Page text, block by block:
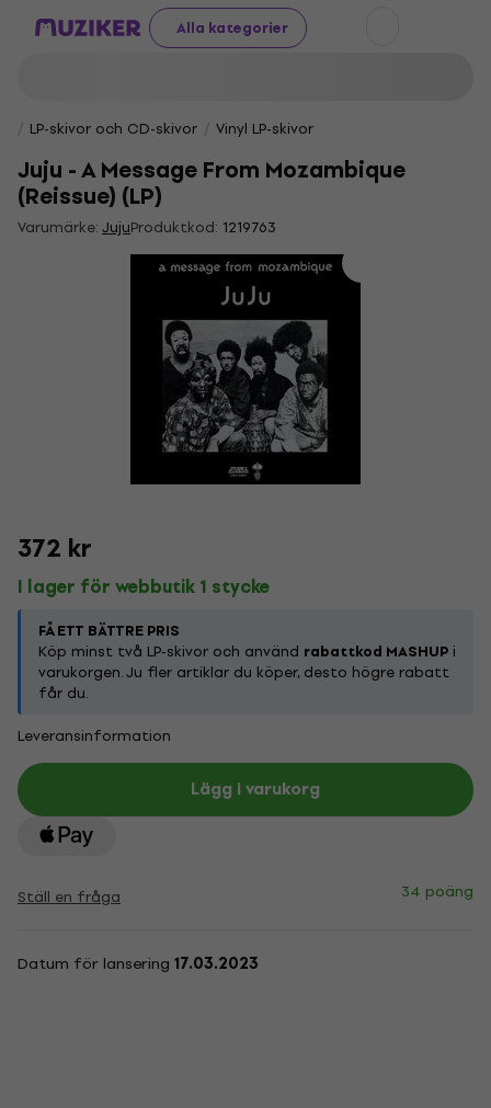
Alla kategorier
LP-skivor och CD-skivor Vinyl LP-skivor
Juju - A Message From Mozambique
(Reissue) (LP)
Varumärke:JujuProduktkod: 1219763
372 kr
I lager för webbutik 1 stycke
FÅ ETT BÄTTRE PRIS
Köp minst två LP-skivor och använd rabattkod MASHUP i
varukorgen. Ju fler artiklar du köper, desto högre rabatt
får du.
Leveransinformation
Lägg i varukorg
Ställ en fråga 34 poäng
Datum för lansering 17.03.2023